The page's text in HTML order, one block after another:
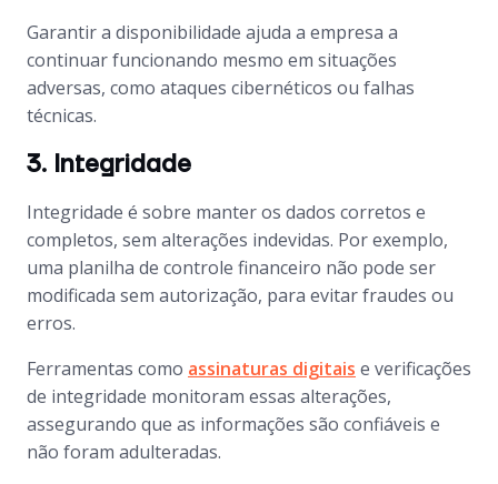
Garantir a disponibilidade ajuda a empresa a
continuar funcionando mesmo em situações
adversas, como ataques cibernéticos ou falhas
técnicas.
3. Integridade
Integridade é sobre manter os dados corretos e
completos, sem alterações indevidas. Por exemplo,
uma planilha de controle financeiro não pode ser
modificada sem autorização, para evitar fraudes ou
erros.
Ferramentas como assinaturas digitais e verificações
de integridade monitoram essas alterações,
assegurando que as informações são confiáveis e
não foram adulteradas.